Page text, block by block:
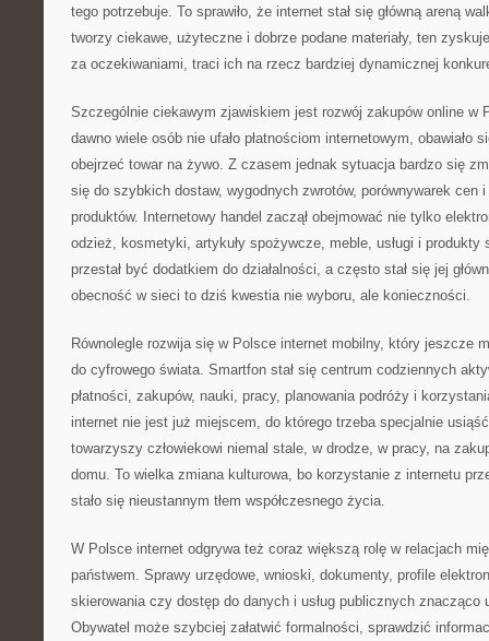
tego potrzebuje. To sprawiło, że internet stał się główną areną
tworzy ciekawe, użyteczne i dobrze podane materiały, ten
za oczekiwaniami, traci ich na rzecz bardziej dynamicznej
Szczególnie ciekawym zjawiskiem jest rozwój zakupów online w
dawno wiele osób nie ufało płatnościom internetowym, obawiało
obejrzeć towar na żywo. Z czasem jednak sytuacja bardzo się
się do szybkich dostaw, wygodnych zwrotów, porównywarek cen
produktów. Internetowy handel zaczął obejmować nie tylko
odzież, kosmetyki, artykuły spożywcze, meble, usługi i
przestał być dodatkiem do działalności, a często stał się jej
obecność w sieci to dziś kwestia nie wyboru, ale konieczności.
Równolegle rozwija się w Polsce internet mobilny, który jeszcze
do cyfrowego świata. Smartfon stał się centrum codziennych
płatności, zakupów, nauki, pracy, planowania podróży i
internet nie jest już miejscem, do którego trzeba specjalnie
towarzyszy człowiekowi niemal stale, w drodze, w pracy, na
domu. To wielka zmiana kulturowa, bo korzystanie z internetu
stało się nieustannym tłem współczesnego życia.
W Polsce internet odgrywa też coraz większą rolę w relacjach
państwem. Sprawy urzędowe, wnioski, dokumenty, profile
skierowania czy dostęp do danych i usług publicznych znacząco
Obywatel może szybciej załatwić formalności, sprawdzić